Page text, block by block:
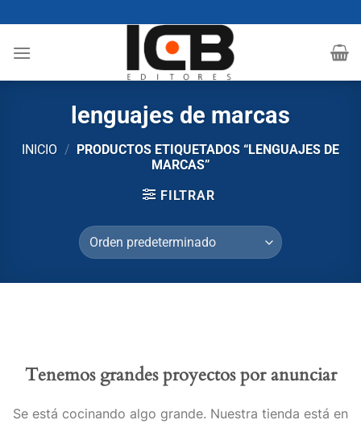
al
contenido
lenguajes de marcas
INICIO /
PRODUCTOS ETIQUETADOS “LENGUAJES DE
MARCAS”
FILTRAR
Tenemos grandes proyectos por anunciar
Se está cocinando algo grande. Nuestra tienda está en